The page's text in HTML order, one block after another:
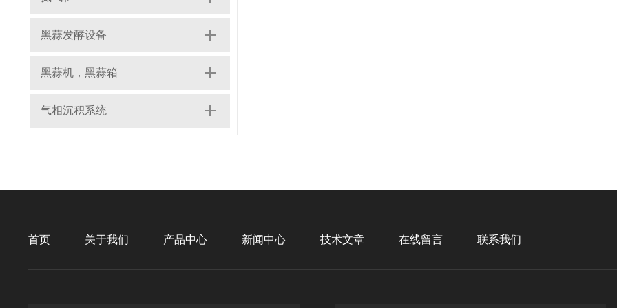
黑蒜发酵设备
黑蒜机，黑蒜箱
气相沉积系统
首页 关于我们 产品中心 新闻中心 技术文章 在线留言 联系我们